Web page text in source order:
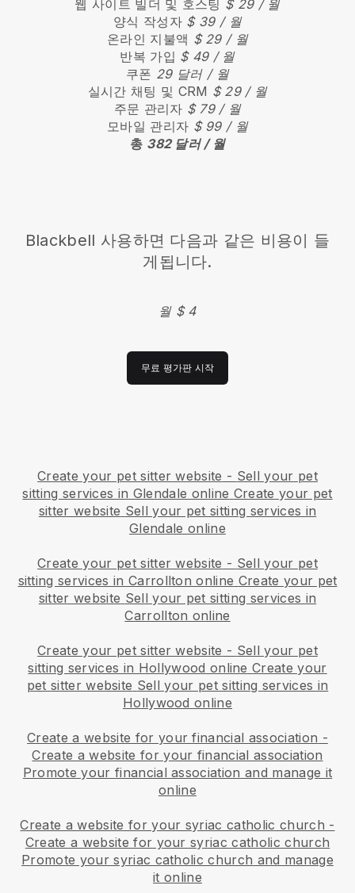
웹 사이트 빌더 및 호스팅 $ 29 / 월
양식 작성자 $ 39 / 월
온라인 지불액 $ 29 / 월
반복 가입 $ 49 / 월
쿠폰 29 달러 / 월
실시간 채팅 및 CRM $ 29 / 월
주문 관리자 $ 79 / 월
모바일 관리자 $ 99 / 월
총 382 달러 / 월
Blackbell 사용하면 다음과 같은 비용이 들
게됩니다.
월 $ 4
무료 평가판 시작
Create your pet sitter website - Sell your pet
sitting services in Glendale online Create your pet
sitter website Sell your pet sitting services in
Glendale online
Create your pet sitter website - Sell your pet
sitting services in Carrollton online Create your pet
sitter website Sell your pet sitting services in
Carrollton online
Create your pet sitter website - Sell your pet
sitting services in Hollywood online Create your
pet sitter website Sell your pet sitting services in
Hollywood online
Create a website for your financial association -
Create a website for your financial association
Promote your financial association and manage it
online
Create a website for your syriac catholic church -
Create a website for your syriac catholic church
Promote your syriac catholic church and manage
it online